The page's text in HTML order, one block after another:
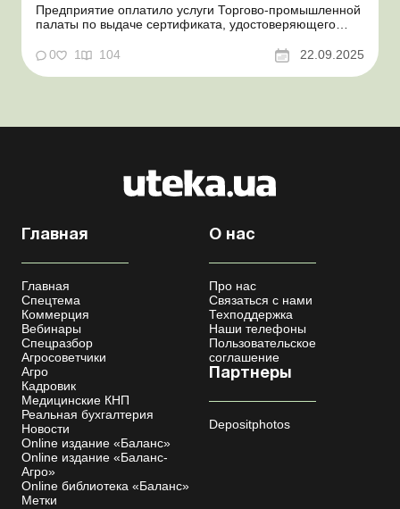
Предприятие оплатило услуги Торгово-промышленной
палаты по выдаче сертификата, удостоверяющего
расходы и на какой бухгалтерский счет отнести сумму
такой оплаты? Баланс-Агро № 38 от 23 сентября 2025
года Практическая ситуация Предприятие оплатило у...
0 1 104 22.09.2025
Главная
Главная
Спецтема
Коммерция
Вебинары
Спецразбор
Агросоветчики
Агро
Кадровик
Медицинские КНП
Реальная бухгалтерия
Новости
Online издание «Баланс»
Online издание «Баланс-
Агро»
Online библиотека «Баланс»
Метки
О нас
Про нас
Связаться с нами
Техподдержка
Наши телефоны
Пользовательское
соглашение
Партнеры
Depositphotos